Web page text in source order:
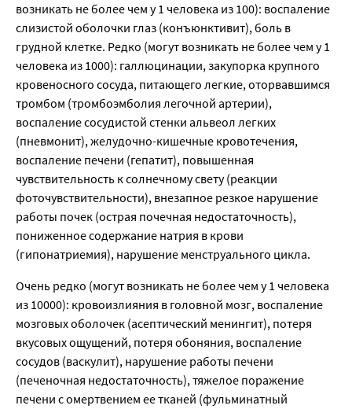
возникать не более чем у 1 человека из 100): воспаление
слизистой оболочки глаз (конъюнктивит), боль в
грудной клетке. Редко (могут возникать не более чем у 1
человека из 1000): галлюцинации, закупорка крупного
кровеносного сосуда, питающего легкие, оторвавшимся
тромбом (тромбоэмболия легочной артерии),
воспаление сосудистой стенки альвеол легких
(пневмонит), желудочно-кишечные кровотечения,
воспаление печени (гепатит), повышенная
чувствительность к солнечному свету (реакции
фоточувствительности), внезапное резкое нарушение
работы почек (острая почечная недостаточность),
пониженное содержание натрия в крови
(гипонатриемия), нарушение менструального цикла.
Очень редко (могут возникать не более чем у 1 человека
из 10000): кровоизлияния в головной мозг, воспаление
мозговых оболочек (асептический менингит), потеря
вкусовых ощущений, потеря обоняния, воспаление
сосудов (васкулит), нарушение работы печени
(печеночная недостаточность), тяжелое поражение
печени с омертвением ее тканей (фульминатный